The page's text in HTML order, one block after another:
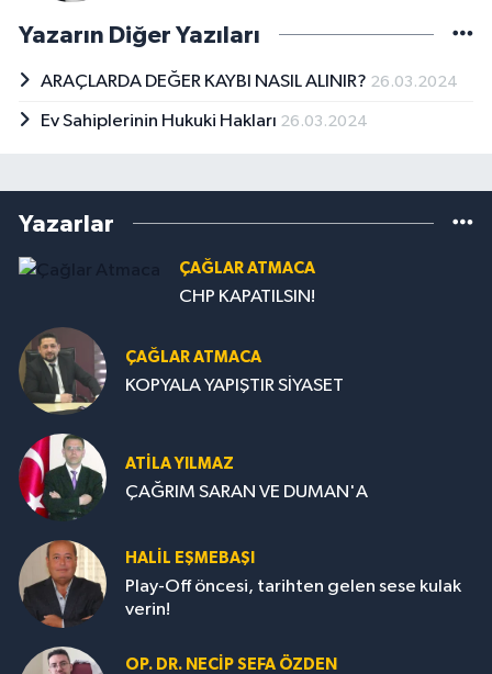
Yazarın Diğer Yazıları
ARAÇLARDA DEĞER KAYBI NASIL ALINIR? 26.03.2024
Ev Sahiplerinin Hukuki Hakları 26.03.2024
Yazarlar
ÇAĞLAR ATMACA
CHP KAPATILSIN!
ÇAĞLAR ATMACA
KOPYALA YAPIŞTIR SİYASET
ATILA YILMAZ
ÇAĞRIM SARAN VE DUMAN'A
HALIL EŞMEBAŞI
Play-Off öncesi, tarihten gelen sese kulak
verin!
OP. DR. NECIP SEFA ÖZDEN